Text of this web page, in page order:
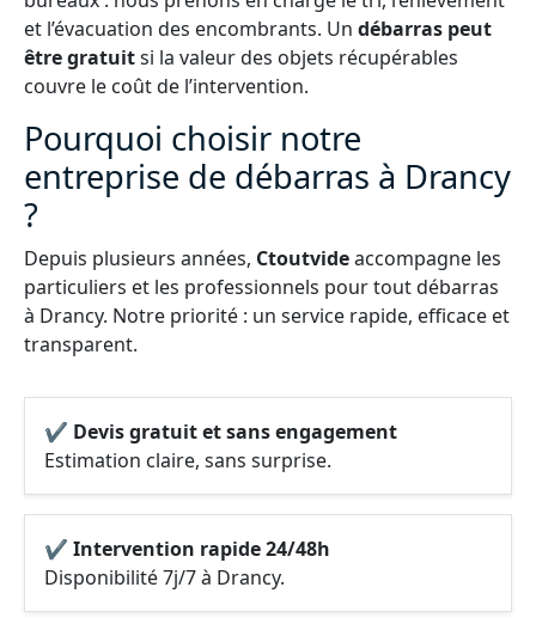
et l’évacuation des encombrants. Un débarras peut
être gratuitsi la valeur des objets récupérables
couvre le coût de l’intervention.
Pourquoi choisir notre
entreprise de débarras à Drancy
?
Depuis plusieurs années, Ctoutvideaccompagne les
particuliers et les professionnels pour tout débarras
à Drancy. Notre priorité : un service rapide, efficace et
transparent.
✔ Devis gratuit et sans engagement
Estimation claire, sans surprise.
✔ Intervention rapide 24/48h
Disponibilité 7j/7 à Drancy.